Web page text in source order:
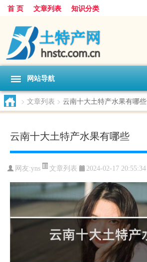
首 页 文章列表 知识分类
网站导航
> 文章列表 > 云南十大土特产水果有哪些
云南十大土特产水果有哪些
网友:yns 文章列表 2024-02-17 20:55:34